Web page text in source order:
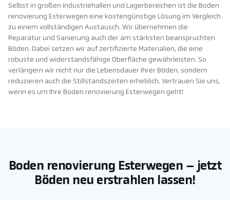
Selbst in großen Industriehallen und Lagerbereichen ist die Boden
renovierung Esterwegen eine kostengünstige Lösung im Vergleich
zu einem vollständigen Austausch. Wir übernehmen die
Reparatur und Sanierung auch der am stärksten beanspruchten
Böden. Dabei setzen wir auf zertifizierte Materialien, die eine
robuste und widerstandsfähige Oberfläche gewährleisten. So
verlängern wir nicht nur die Lebensdauer Ihrer Böden, sondern
reduzieren auch die Stillstandszeiten erheblich. Vertrauen Sie uns,
wenn es um Ihre Boden renovierung Esterwegen geht!
Boden renovierung Esterwegen – jetzt
Böden neu erstrahlen lassen!